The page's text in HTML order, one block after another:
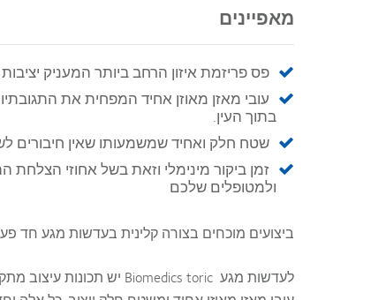
מאפיינים
פס פריזמת איזון הרחב ביותר המעניק
עובי מאזן מאוזן אחיד המפחית את
בתוך העין.
שטח חלק ואחיד שמשמעותו שאין חיבורים
זמן ביקור מינימלי וזאת בשל אחוזי
ולמטופלים שלכם
ביצועים מוכחים בצורה קלינית בעדשות מגע חד
לעדשות מגע Biomedics toric יש תכונות עיצוב